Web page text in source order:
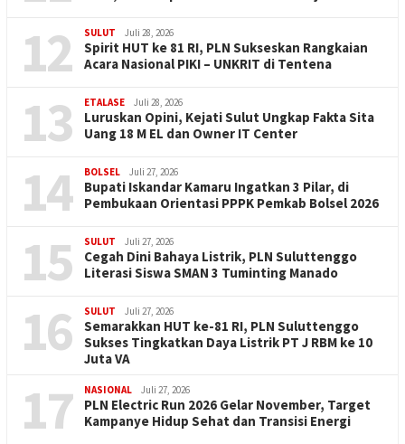
12 SULUT Juli 28, 2026
Spirit HUT ke 81 RI, PLN Sukseskan Rangkaian
Acara Nasional PIKI – UNKRIT di Tentena
13 ETALASE Juli 28, 2026
Luruskan Opini, Kejati Sulut Ungkap Fakta Sita
Uang 18 M EL dan Owner IT Center
14 BOLSEL Juli 27, 2026
Bupati Iskandar Kamaru Ingatkan 3 Pilar, di
Pembukaan Orientasi PPPK Pemkab Bolsel 2026
15 SULUT Juli 27, 2026
Cegah Dini Bahaya Listrik, PLN Suluttenggo
Literasi Siswa SMAN 3 Tuminting Manado
16 SULUT Juli 27, 2026
Semarakkan HUT ke-81 RI, PLN Suluttenggo
Sukses Tingkatkan Daya Listrik PT J RBM ke 10
Juta VA
17 NASIONAL Juli 27, 2026
PLN Electric Run 2026 Gelar November, Target
Kampanye Hidup Sehat dan Transisi Energi